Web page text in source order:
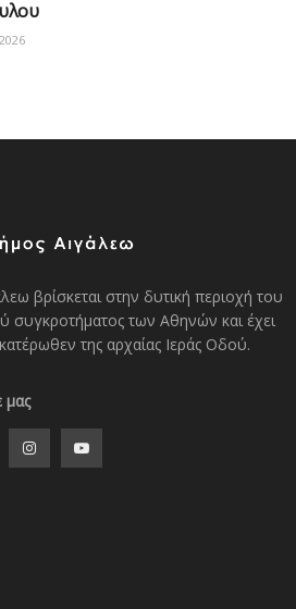
βρίσκεται στην δυτική περιοχή του
συγκροτήματος των Αθηνών και έχει
της αρχαίας Ιεράς Οδού.
μας